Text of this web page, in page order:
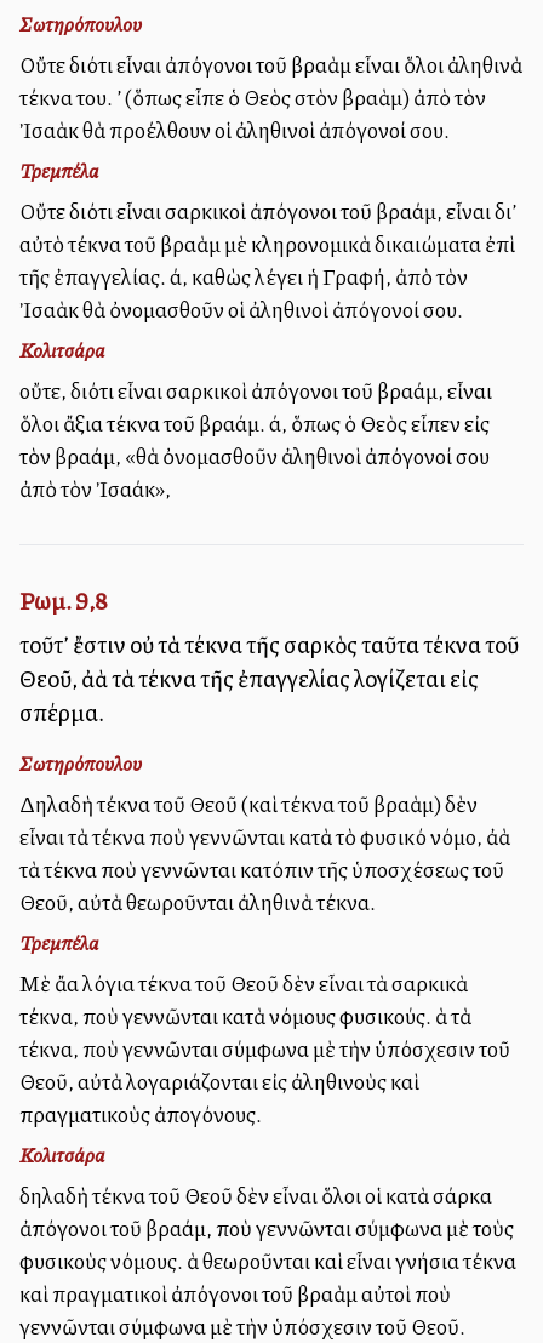
Σωτηρόπουλου
Οὔτε διότι εἶναι ἀπόγονοι τοῦ Ἀβραὰμ εἶναι ὅλοι ἀληθινὰ
τέκνα του. Ἀλλ’ (ὅπως εἶπε ὁ Θεὸς στὸν Ἀβραὰμ) ἀπὸ τὸν
Ἰσαὰκ θὰ προέλθουν οἱ ἀληθινοὶ ἀπόγονοί σου.
Τρεμπέλα
Οὔτε διότι εἶναι σαρκικοὶ ἀπόγονοι τοῦ Ἀβραάμ, εἶναι δι’
αὐτὸ τέκνα τοῦ Ἀβραὰμ μὲ κληρονομικὰ δικαιώματα ἐπὶ
τῆς ἐπαγγελίας. Ἀλλά, καθὼς λέγει ἡ Γραφή, ἀπὸ τὸν
Ἰσαὰκ θὰ ὀνομασθοῦν οἱ ἀληθινοὶ ἀπόγονοί σου.
Κολιτσάρα
οὔτε, διότι εἶναι σαρκικοὶ ἀπόγονοι τοῦ Ἀβραάμ, εἶναι
ὅλοι ἄξια τέκνα τοῦ Ἀβραάμ. Ἀλλά, ὅπως ὁ Θεὸς εἶπεν εἰς
τὸν Ἀβραάμ, «θὰ ὀνομασθοῦν ἀληθινοὶ ἀπόγονοί σου
ἀπὸ τὸν Ἰσαάκ»,
Ρωμ. 9,8
τοῦτ’ ἔστιν οὐ τὰ τέκνα τῆς σαρκὸς ταῦτα τέκνα τοῦ
Θεοῦ, ἀλλὰ τὰ τέκνα τῆς ἐπαγγελίας λογίζεται εἰς
σπέρμα.
Σωτηρόπουλου
Δηλαδὴ τέκνα τοῦ Θεοῦ (καὶ τέκνα τοῦ Ἀβραὰμ) δὲν
εἶναι τὰ τέκνα ποὺ γεννῶνται κατὰ τὸ φυσικό νόμο, ἀλλὰ
τὰ τέκνα ποὺ γεννῶνται κατόπιν τῆς ὑποσχέσεως τοῦ
Θεοῦ, αὐτὰ θεωροῦνται ἀληθινὰ τέκνα.
Τρεμπέλα
Μὲ ἄλλα λόγια τέκνα τοῦ Θεοῦ δὲν εἶναι τὰ σαρκικὰ
τέκνα, ποὺ γεννῶνται κατὰ νόμους φυσικούς. Ἀλλὰ τὰ
τέκνα, ποὺ γεννῶνται σύμφωνα μὲ τὴν ὑπόσχεσιν τοῦ
Θεοῦ, αὐτὰ λογαριάζονται εἰς ἀληθινοὺς καὶ
πραγματικοὺς ἀπογόνους.
Κολιτσάρα
δηλαδὴ τέκνα τοῦ Θεοῦ δὲν εἶναι ὅλοι οἱ κατὰ σάρκα
ἀπόγονοι τοῦ Ἀβραάμ, ποὺ γεννῶνται σύμφωνα μὲ τοὺς
φυσικοὺς νόμους. Ἀλλὰ θεωροῦνται καὶ εἶναι γνήσια τέκνα
καὶ πραγματικοὶ ἀπόγονοι τοῦ Ἀβραὰμ αὐτοὶ ποὺ
γεννῶνται σύμφωνα μὲ τὴν ὑπόσχεσιν τοῦ Θεοῦ.